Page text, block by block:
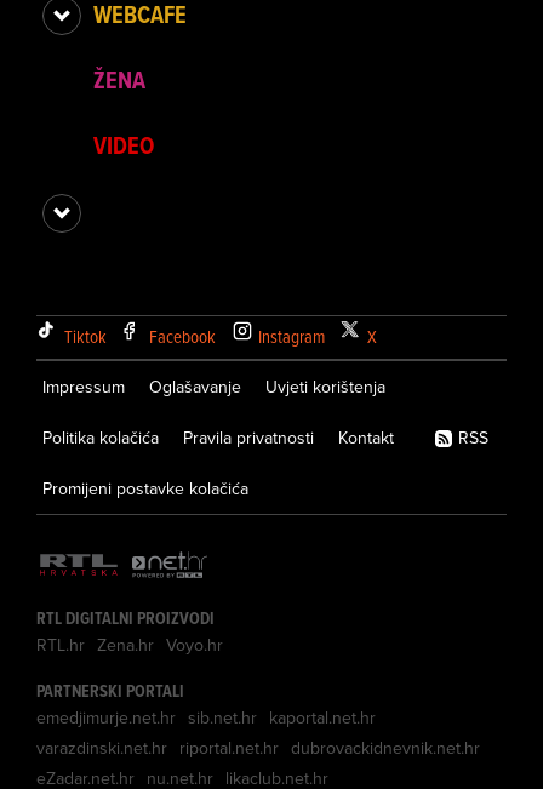
WEBCAFE
ŽENA
VIDEO
Tiktok Facebook Instagram X
Impressum Oglašavanje Uvjeti korištenja
Politika kolačića Pravila privatnosti Kontakt
Promijeni postavke kolačića
RSS
RTL DIGITALNI PROIZVODI
RTL.hr Zena.hr Voyo.hr
PARTNERSKI PORTALI
emedjimurje.net.hr sib.net.hr kaportal.net.hr
varazdinski.net.hr riportal.net.hr dubrovackidnevnik.net.hr
eZadar.net.hr nu.net.hr likaclub.net.hr